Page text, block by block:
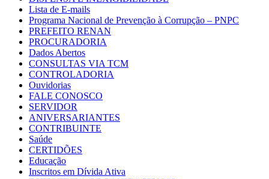
Lista de E-mails
Programa Nacional de Prevenção à Corrupção – PNPC
PREFEITO RENAN
PROCURADORIA
Dados Abertos
CONSULTAS VIA TCM
CONTROLADORIA
Ouvidorias
FALE CONOSCO
SERVIDOR
ANIVERSARIANTES
CONTRIBUINTE
Saúde
CERTIDÕES
Educação
Inscritos em Dívida Ativa